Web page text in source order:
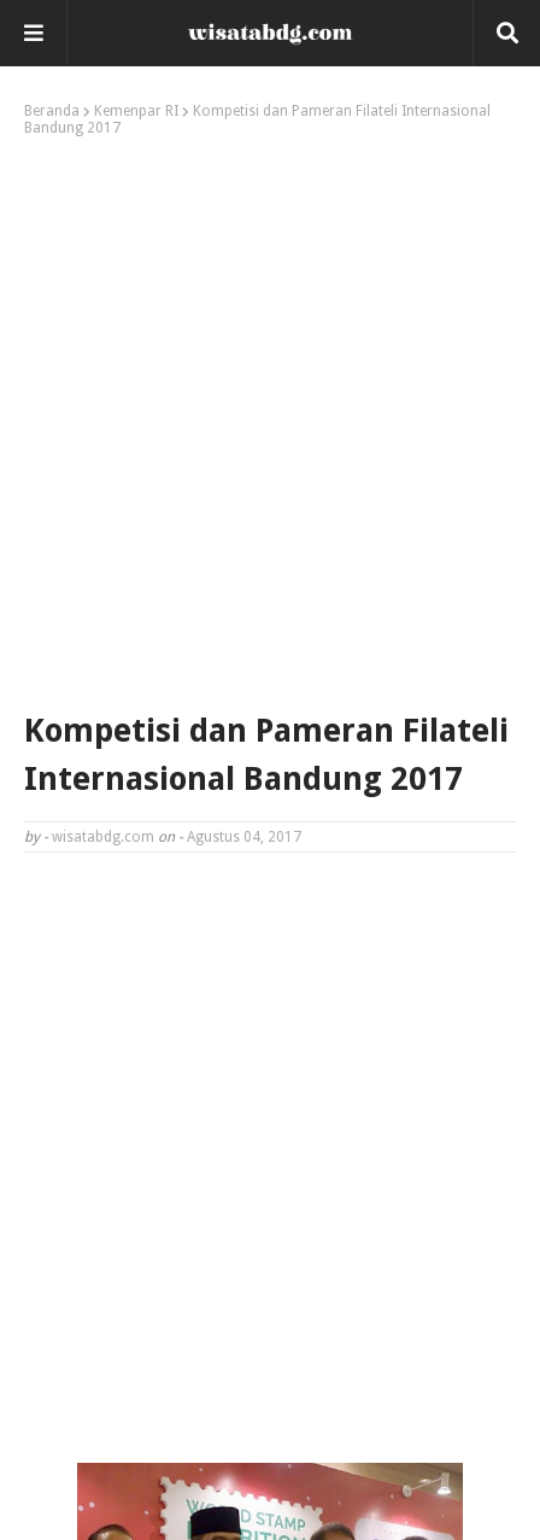
Beranda Kemenpar RI
Kompetisi dan Pameran Filateli Internasional
Bandung 2017
Kompetisi dan Pameran Filateli
Internasional Bandung 2017
by - wisatabdg.com on - Agustus 04, 2017